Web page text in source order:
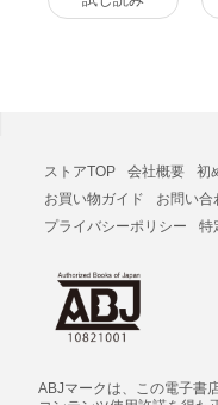
ストアTOP 会社概要 初
お買い物ガイド
お問い合
プライバシーポリシー
特
ABJマークは、この電子書